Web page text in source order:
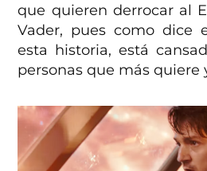
que quieren derrocar al
Vader, pues como dice
esta historia, está
personas que más quiere